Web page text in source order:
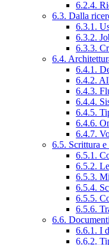
6.2.4.
6.3. Dalla
6.3.1.
6.3.2.
6.3.3.
6.4.
6.4.1.
6.4.2.
6.4.3.
6.4.4.
6.4.5.
6.4.6.
6.4.7.
6.5. Scrittura
6.5.1.
6.5.2.
6.5.3.
6.5.4.
6.5.5.
6.5.6.
6.6. Documenti
6.6.1. I
6.6.2.